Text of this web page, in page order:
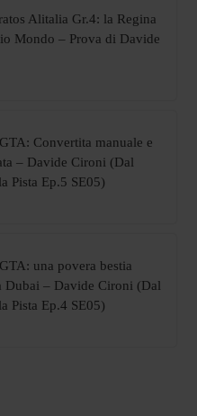
Alitalia Gr.4: la Regina
Mondo – Prova di Davide
Convertita manuale e
– Davide Cironi (Dal
Pista Ep.5 SE05)
una povera bestia
Dubai – Davide Cironi (Dal
Pista Ep.4 SE05)